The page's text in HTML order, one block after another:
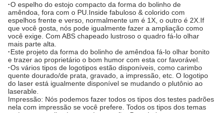
·O espelho do estojo compacto da forma do bolinho de
amêndoa, fora com o PU.Inside fabuloso & colorido com
espelhos frente e verso, normalmente um é 1X, o outro é 2X.If
que você gosta, nós pode igualmente fazer a ampliação como
você exige. Com ABS chapeado lustroso o quadro fá-lo olhar
mais parte alta.
·Este projeto da forma do bolinho de amêndoa fá-lo olhar bonito
e trazer ao proprietário o bom humor com esta cor favorável.
·Os vários tipos de logotipos estão disponíveis, como carimbo
quente dourado/de prata, gravado, a impressão, etc. O logotipo
do laser está igualmente disponível se mudando o plutônio ao
laserable.
Impressão: Nós podemos fazer todos os tipos dos testes padrões
nela com impressão se você prefere. Todos os tipos dos temas